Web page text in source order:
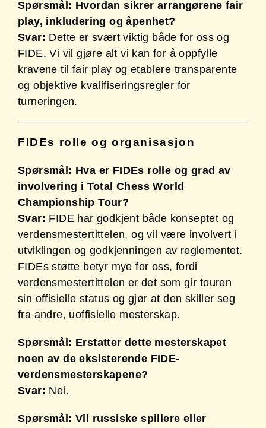
Spørsmål: Hvordan sikrer arrangørene fair
play, inkludering og åpenhet?
Svar: Dette er svært viktig både for oss og
FIDE. Vi vil gjøre alt vi kan for å oppfylle
kravene til fair play og etablere transparente
og objektive kvalifiseringsregler for
turneringen.
FIDEs rolle og organisasjon
Spørsmål: Hva er FIDEs rolle og grad av
involvering i Total Chess World
Championship Tour?
Svar: FIDE har godkjent både konseptet og
verdensmestertittelen, og vil være involvert i
utviklingen og godkjenningen av reglementet.
FIDEs støtte betyr mye for oss, fordi
verdensmestertittelen er det som gir touren
sin offisielle status og gjør at den skiller seg
fra andre, uoffisielle mesterskap.
Spørsmål: Erstatter dette mesterskapet
noen av de eksisterende FIDE-
verdensmesterskapene?
Svar: Nei.
Spørsmål: Vil russiske spillere eller